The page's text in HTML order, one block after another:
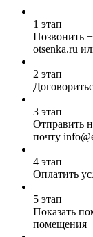
1 этап
Позвонить
otsenka.ru
2 этап
3 этап
Отправить
почту
4 этап
Оплатить
5 этап
Показать
помещения